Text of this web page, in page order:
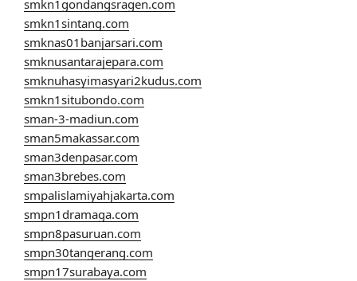
smkn1gondangsragen.com
smkn1sintang.com
smknas01banjarsari.com
smknusantarajepara.com
smknuhasyimasyari2kudus.com
smkn1situbondo.com
sman-3-madiun.com
sman5makassar.com
sman3denpasar.com
sman3brebes.com
smpalislamiyahjakarta.com
smpn1dramaga.com
smpn8pasuruan.com
smpn30tangerang.com
smpn17surabaya.com